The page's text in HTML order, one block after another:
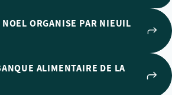
NOEL ORGANISE PAR NIEUIL
ALIMENTAIRE DE LA